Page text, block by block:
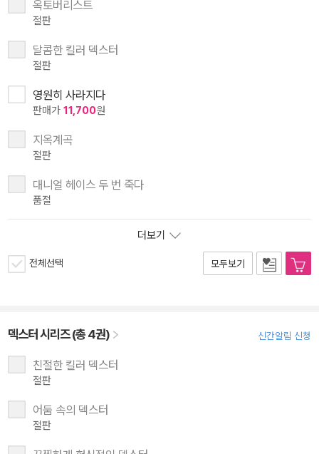
옥토버리스트
절판
달콤한 킬러 덱스터
절판
영원히 사라지다
판매가 11,700원
지옥계곡
절판
대니얼 헤이스 두 번 죽다
품절
더보기
전체선택 모두보기
덱스터 시리즈 (총 4권) 신간알림 신청
친절한 킬러 덱스터
절판
어둠 속의 덱스터
절판